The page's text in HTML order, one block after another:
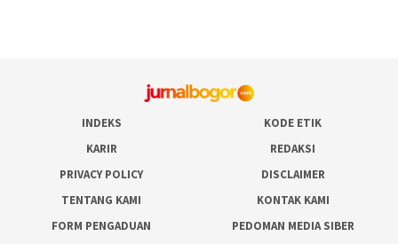
INDEKS
KODE ETIK
KARIR
REDAKSI
PRIVACY POLICY
DISCLAIMER
TENTANG KAMI
KONTAK KAMI
FORM PENGADUAN
PEDOMAN MEDIA SIBER